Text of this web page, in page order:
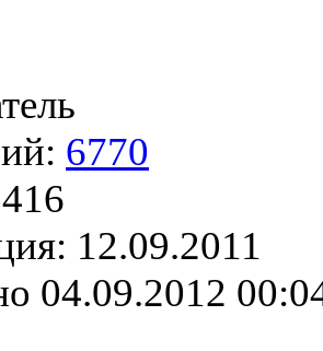
6770
12.09.2011
04.09.2012